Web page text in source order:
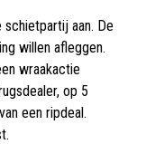
schietpartij aan. De
willen afleggen.
wraakactie
op 5
een ripdeal.